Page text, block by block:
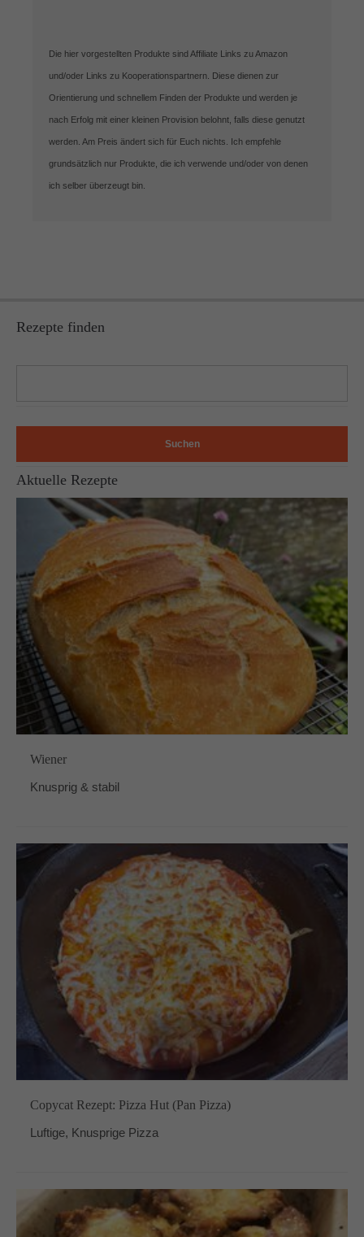
Die hier vorgestellten Produkte sind Affiliate Links zu Amazon
und/oder Links zu Kooperationspartnern. Diese dienen zur
Orientierung und schnellem Finden der Produkte und werden je
nach Erfolg mit einer kleinen Provision belohnt, falls diese genutzt
werden. Am Preis ändert sich für Euch nichts. Ich empfehle
grundsätzlich nur Produkte, die ich verwende und/oder von denen
ich selber überzeugt bin.
Rezepte finden
Suchen
Aktuelle Rezepte
Wiener
Knusprig & stabil
Copycat Rezept: Pizza Hut (Pan Pizza)
Luftige, Knusprige Pizza